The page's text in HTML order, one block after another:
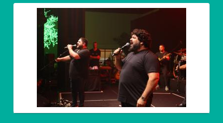
Galeria de Mídias